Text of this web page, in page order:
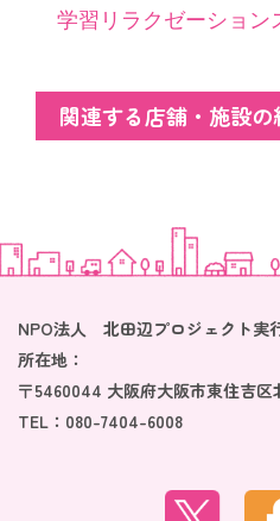
学習リラクゼーション
関連する店舗・施設の
NPO法人 北田辺プロジェクト実
所在地：
〒5460044 大阪府大阪市東住吉区
TEL： 080-7404-6008